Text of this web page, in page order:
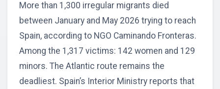
More than 1,300 irregular migrants died
between January and May 2026 trying to reach
Spain, according to NGO Caminando Fronteras.
Among the 1,317 victims: 142 women and 129
minors. The Atlantic route remains the
deadliest. Spain’s Interior Ministry reports that